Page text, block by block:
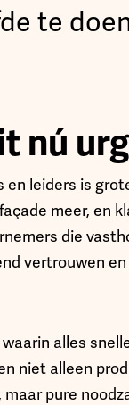
te
nú
en leiders is
meer, en
die
vertrouwen
alles
niet alleen
pure